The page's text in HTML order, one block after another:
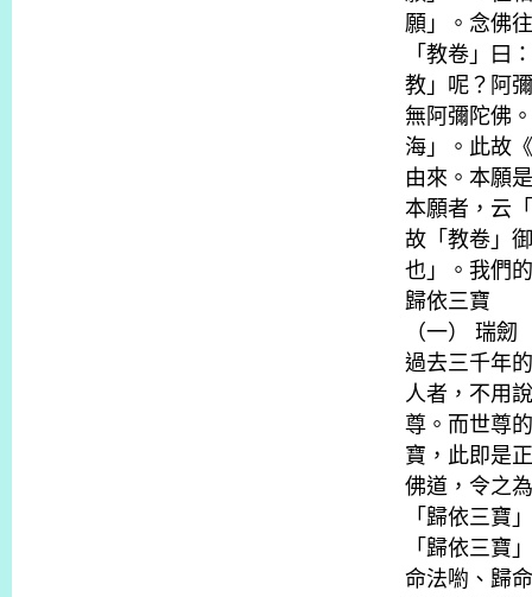
願」。念佛
「教卷」曰
教」呢？阿
無阿彌陀佛
海」。此故
由來。本願
本願者，云
故「教卷」
也」。我們
歸依三寶
（一） 瑞劒
過去三千年
人者，不用
尊。而世尊
寶，此即是
佛道，令之
「歸依三寶
「歸依三寶
命法喲、歸